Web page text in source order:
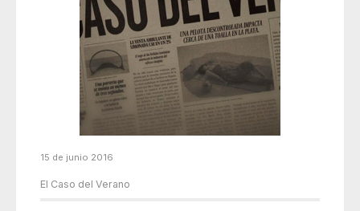
15 de junio 2016
El Caso del Verano